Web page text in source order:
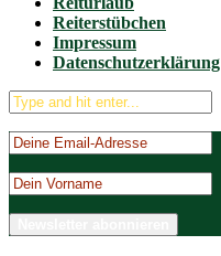
Reiterstübchen
Impressum
Datenschutzerklärung